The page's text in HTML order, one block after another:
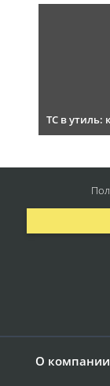
ТС в утиль:
О компании